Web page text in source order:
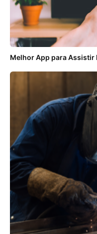
Melhor App para Assistir